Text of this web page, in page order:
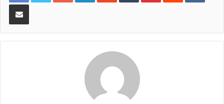
E-Posta ile paylaş